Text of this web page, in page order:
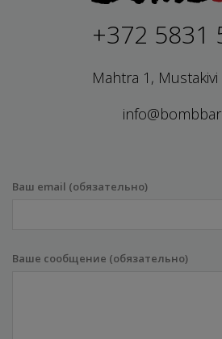
+372 5831
Mahtra 1,
Ваш email (обязательно)
Ваше сообщение (обязательно)